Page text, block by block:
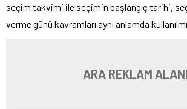
seçim takvimi ile seçimin başlangıç tarihi,
verme günü kavramları aynı anlamda
ARA REKLAM ALANI